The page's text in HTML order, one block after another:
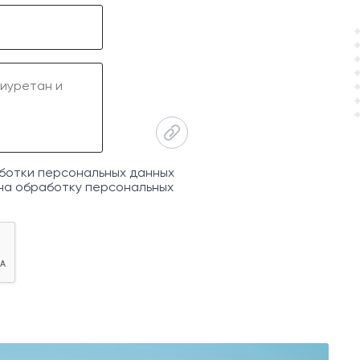
персональных данных
обработку персональных